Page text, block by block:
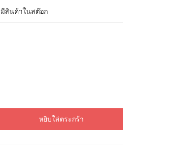
มีสินค้าในสต๊อก
หยิบใส่ตระกร้า